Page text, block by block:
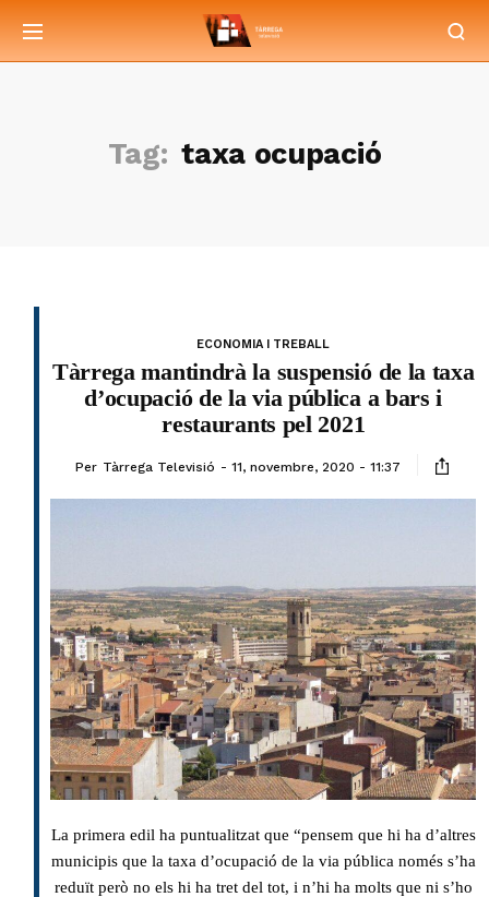
Tag: taxa ocupació
ECONOMIA I TREBALL
Tàrrega mantindrà la suspensió de la taxa
d’ocupació de la via pública a bars i
restaurants pel 2021
Per Tàrrega Televisió 11, novembre, 2020 - 11:37
La primera edil ha puntualitzat que “pensem que hi ha d’altres
municipis que la taxa d’ocupació de la via pública només s’ha
reduït però no els hi ha tret del tot, i n’hi ha molts que ni s’ho